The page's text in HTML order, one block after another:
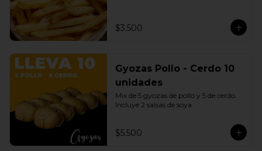
$3.500
Gyozas Pollo - Cerdo 10
unidades
Mix de 5 gyozas de pollo y 5 de cerdo.
Incluye 2 salsas de soya.
$5.500